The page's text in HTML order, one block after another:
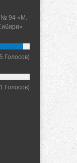
№ 94 «М.
Голосов)
Голосов)